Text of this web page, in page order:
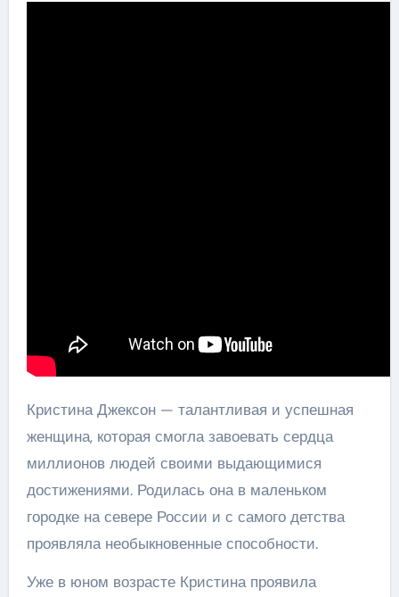
Кристина Джексон — талантливая и успешная
женщина, которая смогла завоевать сердца
миллионов людей своими выдающимися
достижениями. Родилась она в маленьком
городке на севере России и с самого детства
проявляла необыкновенные способности.
Уже в юном возрасте Кристина проявила